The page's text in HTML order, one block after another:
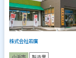
株式会社若廣